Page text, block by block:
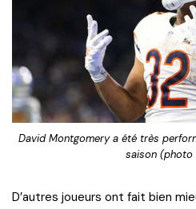
David Montgomery a été très
saison (photo
D’autres joueurs ont fait bien